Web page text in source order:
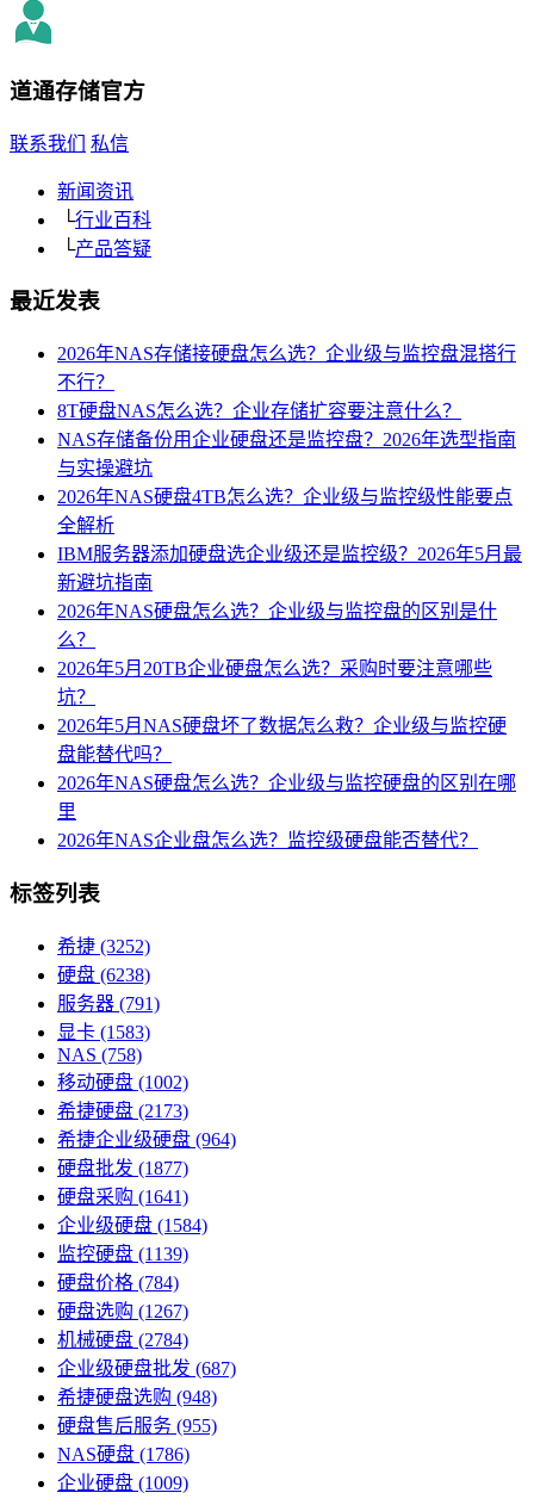
道通存储官方
联系我们 私信
新闻资讯
└行业百科
└产品答疑
最近发表
2026年NAS存储接硬盘怎么选？企业级与监控盘混搭行
不行？
8T硬盘NAS怎么选？企业存储扩容要注意什么？
NAS存储备份用企业硬盘还是监控盘？2026年选型指南
与实操避坑
2026年NAS硬盘4TB怎么选？企业级与监控级性能要点
全解析
IBM服务器添加硬盘选企业级还是监控级？2026年5月最
新避坑指南
2026年NAS硬盘怎么选？企业级与监控盘的区别是什
么？
2026年5月20TB企业硬盘怎么选？采购时要注意哪些
坑？
2026年5月NAS硬盘坏了数据怎么救？企业级与监控硬
盘能替代吗？
2026年NAS硬盘怎么选？企业级与监控硬盘的区别在哪
里
2026年NAS企业盘怎么选？监控级硬盘能否替代？
标签列表
希捷 (3252)
硬盘 (6238)
服务器 (791)
显卡 (1583)
NAS (758)
移动硬盘 (1002)
希捷硬盘 (2173)
希捷企业级硬盘 (964)
硬盘批发 (1877)
硬盘采购 (1641)
企业级硬盘 (1584)
监控硬盘 (1139)
硬盘价格 (784)
硬盘选购 (1267)
机械硬盘 (2784)
企业级硬盘批发 (687)
希捷硬盘选购 (948)
硬盘售后服务 (955)
NAS硬盘 (1786)
企业硬盘 (1009)